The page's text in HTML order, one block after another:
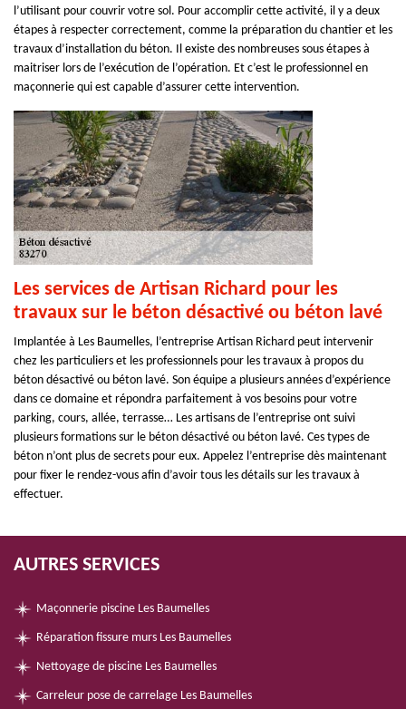
l’utilisant pour couvrir votre sol. Pour accomplir cette activité, il y a deux
étapes à respecter correctement, comme la préparation du chantier et les
travaux d’installation du béton. Il existe des nombreuses sous étapes à
maitriser lors de l’exécution de l’opération. Et c’est le professionnel en
maçonnerie qui est capable d’assurer cette intervention.
Les services de Artisan Richard pour les
travaux sur le béton désactivé ou béton lavé
Implantée à Les Baumelles, l’entreprise Artisan Richard peut intervenir
chez les particuliers et les professionnels pour les travaux à propos du
béton désactivé ou béton lavé. Son équipe a plusieurs années d’expérience
dans ce domaine et répondra parfaitement à vos besoins pour votre
parking, cours, allée, terrasse… Les artisans de l’entreprise ont suivi
plusieurs formations sur le béton désactivé ou béton lavé. Ces types de
béton n’ont plus de secrets pour eux. Appelez l’entreprise dès maintenant
pour fixer le rendez-vous afin d’avoir tous les détails sur les travaux à
effectuer.
AUTRES SERVICES
Maçonnerie piscine Les Baumelles
Réparation fissure murs Les Baumelles
Nettoyage de piscine Les Baumelles
Carreleur pose de carrelage Les Baumelles